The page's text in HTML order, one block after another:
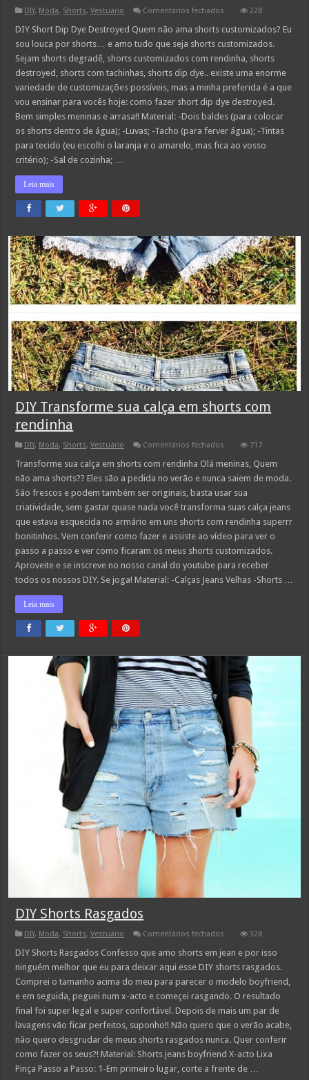
DIY, Moda, Shorts,Vestuário Comentários fechados
Fazer
Dip
Dye
Destroyed
228
DIY Short Dip Dye Destroyed Quem não ama shorts customizados? Eu
sou louca por shorts… e amo tudo que seja shorts customizados.
Sejam shorts degradê, shorts customizados com rendinha, shorts
destroyed, shorts com tachinhas, shorts dip dye.. existe uma enorme
variedade de customizações possíveis, mas a minha preferida é a que
vou ensinar para vocês hoje: como fazer short dip dye destroyed.
Bem simples meninas e arrasa!! Material: -Dois baldes (para colocar
os shorts dentro de água); -Luvas; -Tacho (para ferver água); -Tintas
para tecido (eu escolhi o laranja e o amarelo, mas fica ao vosso
critério); -Sal de cozinha; …
Leia mais
DIY Transforme sua calça em shorts com
rendinha
DIY, Moda, Shorts,Vestuário Comentários fechados
Transforme
calça
em
shorts
com
rendinha
717
Transforme sua calça em shorts com rendinha Olá meninas, Quem
não ama shorts?? Eles são a pedida no verão e nunca saiem de moda.
São frescos e podem também ser originais, basta usar sua
criatividade, sem gastar quase nada você transforma suas calça jeans
que estava esquecida no armário em uns shorts com rendinha superrr
bonitinhos. Vem conferir como fazer e assiste ao vídeo para ver o
passo a passo e ver como ficaram os meus shorts customizados.
Aproveite e se inscreve no nosso canal do youtube para receber
todos os nossos DIY. Se joga! Material: -Calças Jeans Velhas -Shorts …
Leia mais
DIY Shorts Rasgados
DIY, Moda, Shorts,Vestuário Comentários fechados
Shorts
Rasgados
328
DIY Shorts Rasgados Confesso que amo shorts em jean e por isso
ninguém melhor que eu para deixar aqui esse DIY shorts rasgados.
Comprei o tamanho acima do meu para parecer o modelo boyfriend,
e em seguida, peguei num x-acto e começei rasgando. O resultado
final foi super legal e super confortável. Depois de mais um par de
lavagens vão ficar perfeitos, suponho!! Não quero que o verão acabe,
não quero desgrudar de meus shorts rasgados nunca. Quer conferir
como fazer os seus?! Material: Shorts jeans boyfriend X-acto Lixa
Pinça Passo a Passo: 1-Em primeiro lugar, corte a frente de …